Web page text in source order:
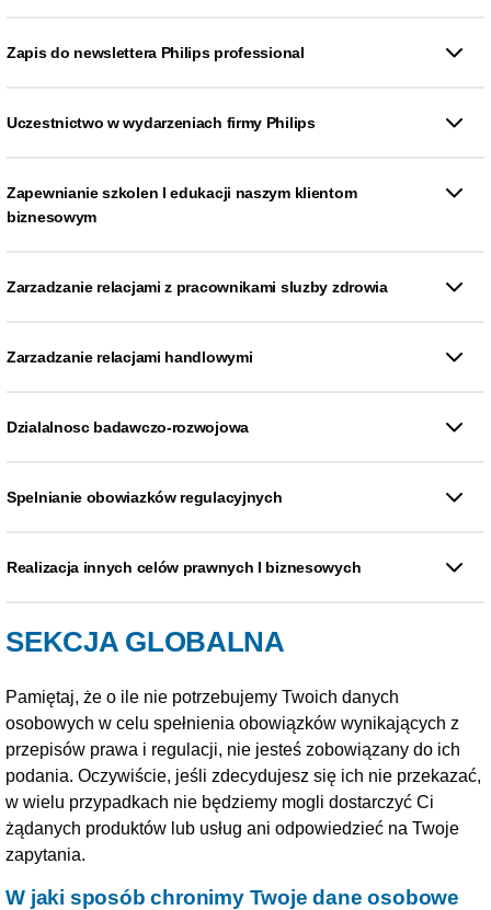
Zapis do newslettera Philips professional
Uczestnictwo w wydarzeniach firmy Philips
Zapewnianie szkolen I edukacji naszym klientom
biznesowym
Zarzadzanie relacjami z pracownikami sluzby zdrowia
Zarzadzanie relacjami handlowymi
Dzialalnosc badawczo-rozwojowa
Spelnianie obowiazków regulacyjnych
Realizacja innych celów prawnych I biznesowych
SEKCJA GLOBALNA
Pamiętaj, że o ile nie potrzebujemy Twoich danych
osobowych w celu spełnienia obowiązków wynikających z
przepisów prawa i regulacji, nie jesteś zobowiązany do ich
podania. Oczywiście, jeśli zdecydujesz się ich nie przekazać,
w wielu przypadkach nie będziemy mogli dostarczyć Ci
żądanych produktów lub usług ani odpowiedzieć na Twoje
zapytania.
W jaki sposób chronimy Twoje dane osobowe